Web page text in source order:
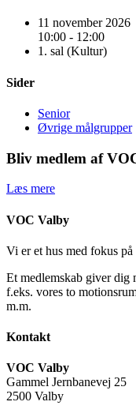
11 november 2026
10:00 - 12:00
1. sal (Kultur)
Sider
Senior
Øvrige målgrupper
Bliv medlem af
Læs mere
VOC Valby
Vi er et hus med fokus
Et medlemskab giver dig
f.eks. vores to
m.m.
Kontakt
VOC Valby
Gammel Jernbanevej 25
2500 Valby